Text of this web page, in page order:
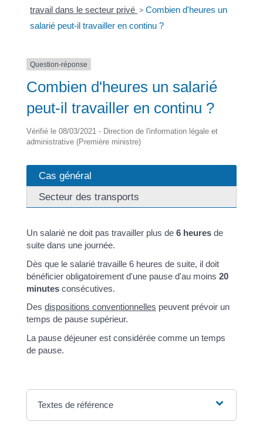
travail dans le secteur privé > Combien d'heures un
salarié peut-il travailler en continu ?
Question-réponse
Combien d'heures un salarié
peut-il travailler en continu ?
Vérifié le 08/03/2021 - Direction de l'information légale et
administrative (Première ministre)
Cas général
Secteur des transports
Un salarié ne doit pas travailler plus de 6 heuresde
suite dans une journée.
Dès que le salarié travaille 6 heures de suite, il doit
bénéficier obligatoirement d'une pause d'au moins 20
minutesconsécutives.
Des dispositions conventionnelles peuvent prévoir un
temps de pause supérieur.
La pause déjeuner est considérée comme un temps
de pause.
Textes de référence